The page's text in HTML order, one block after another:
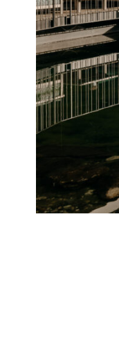
EPS
plus
Automatenplatten
Steinwolle